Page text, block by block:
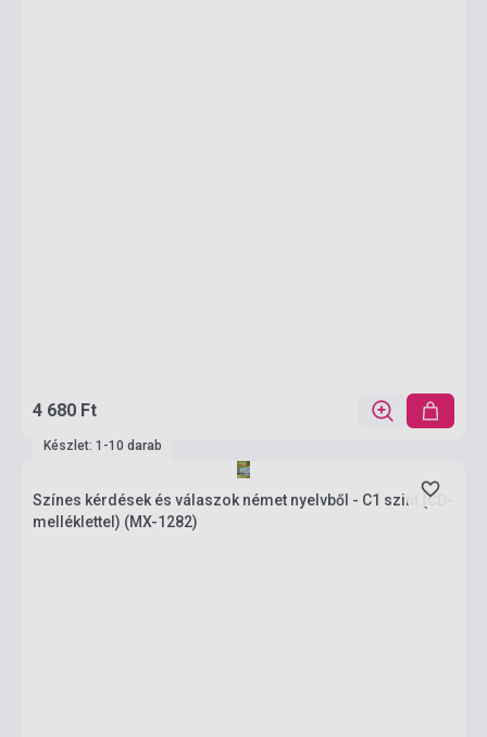
4 680 Ft
Készlet: 1-10 darab
Színes kérdések és válaszok német nyelvből - C1 szint (CD-
melléklettel) (MX-1282)